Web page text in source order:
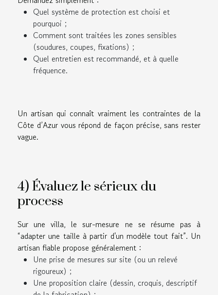
Quel système de protection est choisi et
pourquoi ;
Comment sont traitées les zones sensibles
(soudures, coupes, fixations) ;
Quel entretien est recommandé, et à quelle
fréquence.
Un artisan qui connaît vraiment les contraintes de la
Côte d’Azur vous répond de façon précise, sans rester
vague.
4) Évaluez le sérieux du
process
Sur une villa, le sur-mesure ne se résume pas à
“adapter une taille à partir d'un modèle tout fait”. Un
artisan fiable propose généralement :
Une prise de mesures sur site (ou un relevé
rigoureux) ;
Une proposition claire (dessin, croquis, descriptif